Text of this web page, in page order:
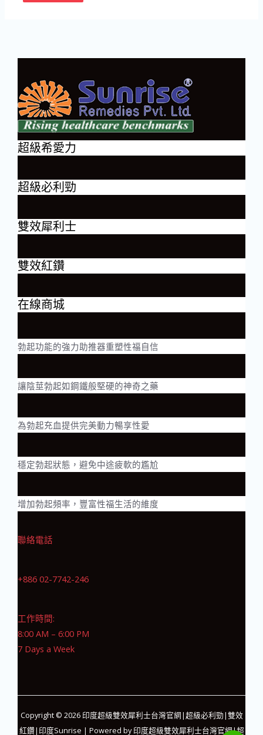
超級希愛力
超級必利勁
雙效犀利士
雙效紅鑽
在線商城
勃起功能的強力助推器重塑性福自信
讓陰莖勃起如鋼鐵般堅硬的神奇之藥
為勃起充血提供完美動力暢享性愛
穩定勃起狀態，避免中途疲軟的尷尬
增加勃起頻率，豐富性福生活的維度
聯絡電話
+886 02-7742-246
工作時間:
8:00 AM – 6:00 PM
7 Days a Week
Copyright © 2026 印度超級雙效犀利士台灣官網|超級必利勁|雙效
紅鑽|印度Sunrise | Powered by 印度超級雙效犀利士台灣官網|超